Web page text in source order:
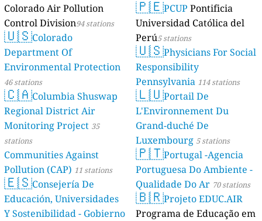
Colorado Air Pollution
Control Division94 stations
🇺🇸Colorado
Department Of
Environmental Protection
46 stations
🇨🇦Columbia Shuswap
Regional District Air
Monitoring Project 35
stations
Communities Against
Pollution (CAP) 11 stations
🇪🇸Consejería De
Educación, Universidades
Y Sostenibilidad - Gobierno
🇵🇪PCUP Pontificia
Universidad Católica del
Perú5 stations
🇺🇸Physicians For Social
Responsibility
Pennsylvania 114 stations
🇱🇺Portail De
L'Environnement Du
Grand-duché De
Luxembourg 5 stations
🇵🇹Portugal -Agencia
Portuguesa Do Ambiente -
Qualidade Do Ar 70 stations
🇧🇷Projeto EDUC.AIR
Programa de Educação em